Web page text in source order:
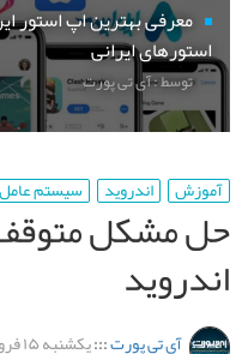
معرفی بهترین اپ استور
استورهای ایرانی
توسط : آی تی پورت
آموزش اندروید سیستم عامل
حل مشکل
اندروید
آی تی پورت:::یکشنبه ۱۵ فروردین ۰۰